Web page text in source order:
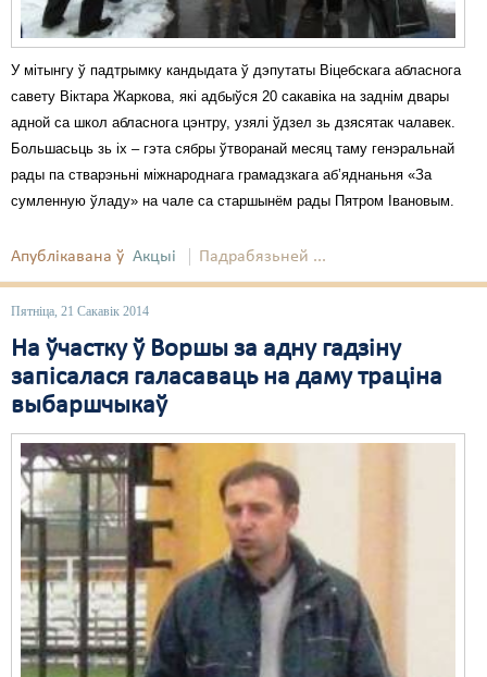
У мітынгу ў падтрымку кандыдата ў дэпутаты Віцебскага абласнога
савету Віктара Жаркова, які адбыўся 20 сакавіка на заднім двары
адной са школ абласнога цэнтру, узялі ўдзел зь дзясятак чалавек.
Большасьць зь іх – гэта сябры ўтворанай месяц таму генэральнай
рады па стварэньні міжнароднага грамадзкага аб’яднаньня «За
сумленную ўладу» на чале са старшынём рады Пятром Івановым.
Апублікавана ў Акцыі Падрабязьней ...
Пятніца, 21 Сакавік 2014
На ўчастку ў Воршы за адну гадзіну
запісалася галасаваць на даму траціна
выбаршчыкаў
Мігранты
Мірныя сходы
Палітвязьні
Праваабаронцы
Правы дзіцяці
Распальваньне варожасьці
Рознае
Свабода слова
Свабода сумленьня
Суд
Сьмяротнае пакараньне
Экалёгія
Правы працоўных
Сацыяльныя правы